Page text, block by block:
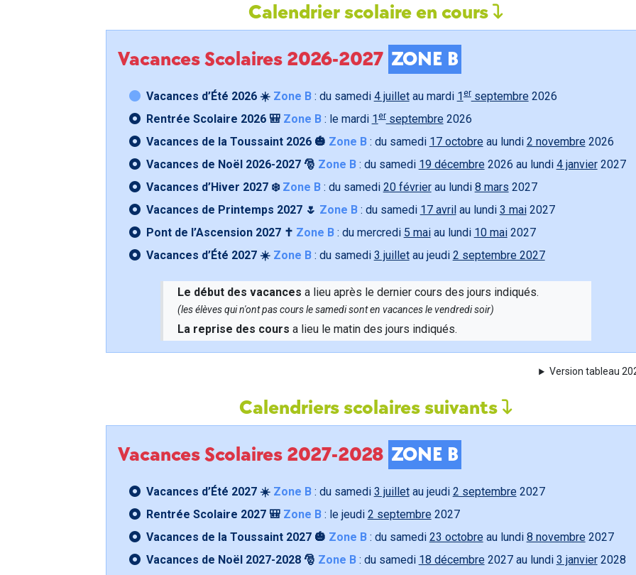
Calendrier scolaire en cours
Vacances Scolaires 2026-2027 ZONE B
Vacances d’Été 2026 ☀️ Zone B: du samedi 4 juilletau mardi 1 erseptembre 2026
Rentrée Scolaire 2026 🎒 Zone B: le mardi 1erseptembre 2026
Vacances de la Toussaint 2026 🎃 Zone B: du samedi 17 octobre au lundi 2 novembre 2026
Vacances de Noël 2026-2027 🎅 Zone B: du samedi 19 décembre 2026 au lundi 4 janvier2027
Vacances d’Hiver 2027 ❄️ Zone B: du samedi 20 févrierau lundi 8 mars 2027
Vacances de Printemps 2027 🌷 Zone B: du samedi 17 avril au lundi 3 mai2027
Pont de l’Ascension 2027 ✝️ Zone B: du mercredi 5 maiau lundi 10 mai2027
Vacances d’Été 2027 ☀️ Zone B: du samedi 3 juilletau jeudi 2 septembre 2027
Le début des vacances a lieu après le dernier cours des jours indiqués.
(les élèves qui n'ont pas cours le samedi sont en vacances le vendredi soir)
La reprise des cours a lieu le matin des jours indiqués.
Version tableau
Calendriers scolaires suivants
Vacances Scolaires 2027-2028 ZONE B
Vacances d’Été 2027 ☀️ Zone B: du samedi 3 juilletau jeudi 2 septembre 2027
Rentrée Scolaire 2027 🎒 Zone B: le jeudi 2 septembre 2027
Vacances de la Toussaint 2027 🎃 Zone B: du samedi 23 octobre au lundi 8 novembre 2027
Vacances de Noël 2027-2028 🎅 Zone B: du samedi 18 décembre 2027 au lundi 3 janvier2028